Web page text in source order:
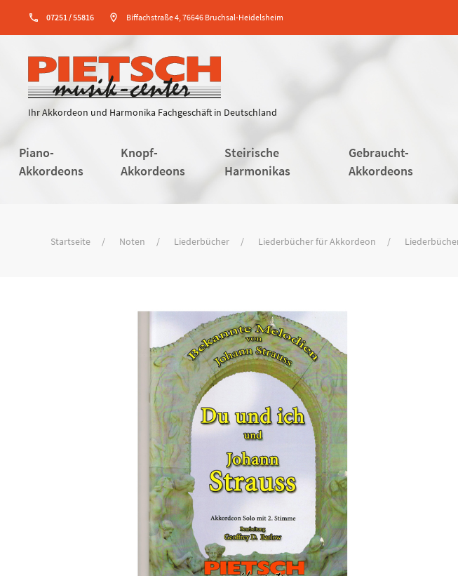
phone 07251 / 55816 location_on Biffachstraße 4, 76646 Bruchsal-Heidelsheim
Ihr Akkordeon und Harmonika Fachgeschäft in Deutschland
Piano-
Akkordeons
Knopf-
Akkordeons
Steirische
Harmonikas
Gebraucht-
Akkordeons
Startseite Noten Liederbücher Liederbücher für Akkordeon